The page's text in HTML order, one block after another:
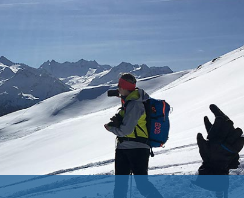
von
Kondition (Tourdauer):
von
bis